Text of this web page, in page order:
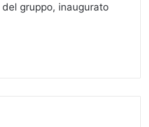
del gruppo, inaugurato